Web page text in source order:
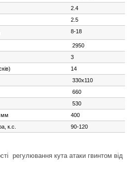
2.4
2.5
8-18
2950
3
14
330x110
660
530
мм
400
к.с.
90-120
регулювання кута атаки гвинтом від